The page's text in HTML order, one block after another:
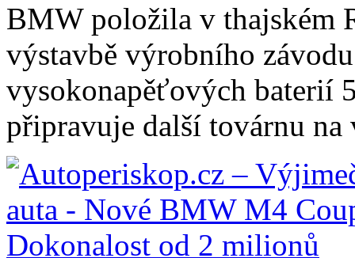
BMW položila v thajském
výstavbě výrobního
vysokonapěťových baterií
připravuje další továrnu na